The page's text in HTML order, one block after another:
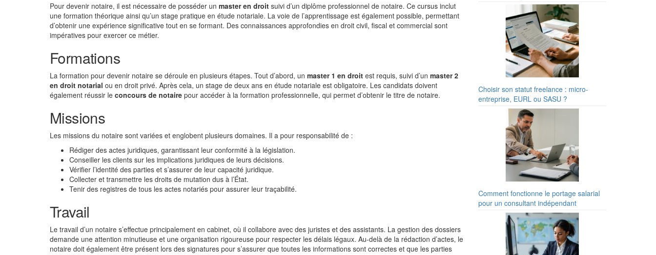
Pour devenir notaire, il est nécessaire de posséder un master en droit suivi d’un diplôme professionnel de notaire. Ce cursus inclut
une formation théorique ainsi qu’un stage pratique en étude notariale. La voie de l’apprentissage est également possible, permettant
d’obtenir une expérience significative tout en se formant. Des connaissances approfondies en droit civil, fiscal et commercial sont
impératives pour exercer ce métier.
Formations
La formation pour devenir notaire se déroule en plusieurs étapes. Tout d’abord, un master 1 en droit est requis, suivi d’un master 2
en droit notarial ou en droit privé. Après cela, un stage de deux ans en étude notariale est obligatoire. Les candidats doivent
également réussir le concours de notaire pour accéder à la formation professionnelle, qui permet d’obtenir le titre de notaire.
Missions
Les missions du notaire sont variées et englobent plusieurs domaines. Il a pour responsabilité de :
Rédiger des actes juridiques, garantissant leur conformité à la législation.
Conseiller les clients sur les implications juridiques de leurs décisions.
Vérifier l’identité des parties et s’assurer de leur capacité juridique.
Collecter et transmettre les droits de mutation dus à l’État.
Tenir des registres de tous les actes notariés pour assurer leur traçabilité.
Travail
Le travail d’un notaire s’effectue principalement en cabinet, où il collabore avec des juristes et des assistants. La gestion des dossiers
demande une attention minutieuse et une organisation rigoureuse pour respecter les délais légaux. Au-delà de la rédaction d’actes, le
notaire doit également être présent lors des signatures pour s’assurer que toutes les informations sont correctes et que les parties
Choisir son statut freelance : micro-
entreprise, EURL ou SASU ?
Comment fonctionne le portage salarial
pour un consultant indépendant